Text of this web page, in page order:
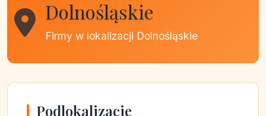
Dolnośląskie
Firmy w lokalizacji Dolnośląskie
Podlokalizacje